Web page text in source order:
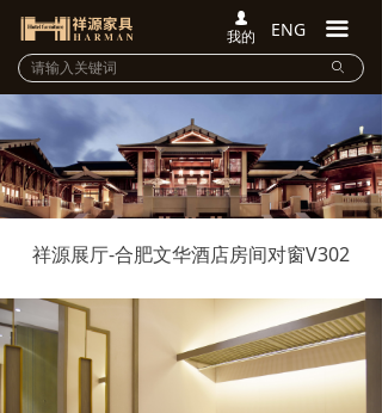
끀
ENG
ꄙ
넙
我的
祥源展厅-合肥文华酒店房间对窗V302